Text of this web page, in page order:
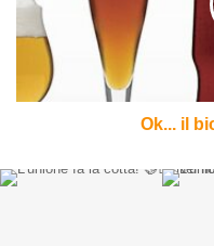
giusto!
Ok... il